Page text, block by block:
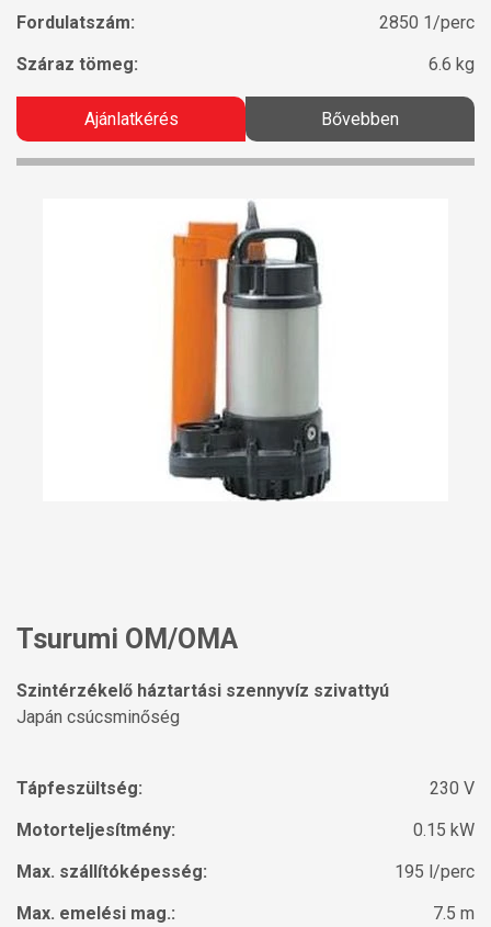
Fordulatszám:
2850 1/perc
Száraz tömeg:
6.6 kg
Ajánlatkérés Bővebben
Tsurumi OM/OMA
Szintérzékelő háztartási szennyvíz szivattyú
Japán csúcsminőség
Tápfeszültség:
230 V
Motorteljesítmény:
0.15 kW
Max. szállítóképesség:
195 l/perc
Max. emelési mag.:
7.5 m